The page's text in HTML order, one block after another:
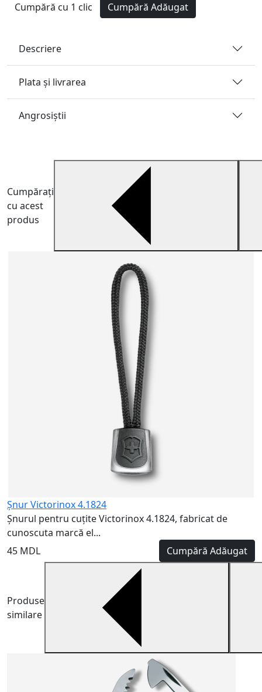
Cumpără cu 1 clic Cumpără Adăugat
Descriere
Plata și livrarea
Angrosiştii
Cumpărați
cu acest
produs
Șnur Victorinox 4.1824
Șnurul pentru cuțite Victorinox 4.1824, fabricat de
cunoscuta marcă el...
45 MDL
Cumpără Adăugat
Produse
similare